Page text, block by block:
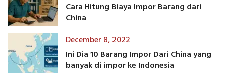
Cara Hitung Biaya Impor Barang dari
China
December 8, 2022
Ini Dia 10 Barang Impor Dari China yang
banyak di impor ke Indonesia